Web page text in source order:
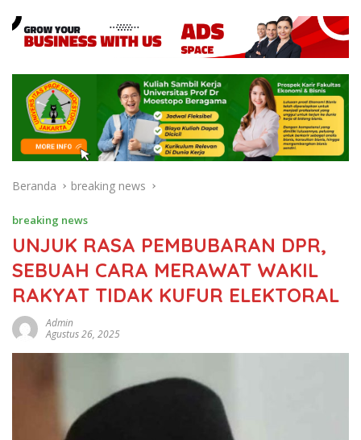
Beranda breaking news
breaking news
UNJUK RASA PEMBUBARAN DPR,
SEBUAH CARA MERAWAT WAKIL
RAKYAT TIDAK KUFUR ELEKTORAL
Admin
Agustus 26, 2025